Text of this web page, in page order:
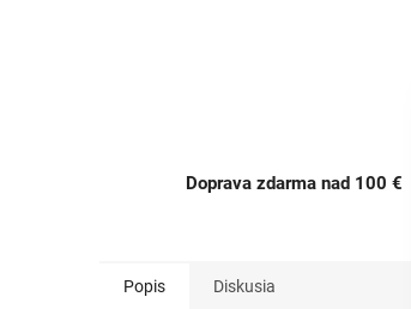
Doprava zdarma nad 100 €
Popis Diskusia